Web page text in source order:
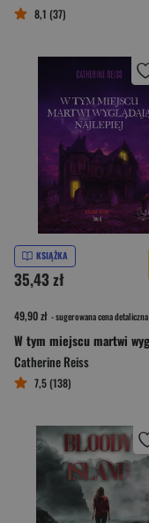
8,1 (37)
KSIĄŻKA
35,43 zł
49,90 zł - sugerowana cena detaliczna
Catherine Reiss
7,5 (138)